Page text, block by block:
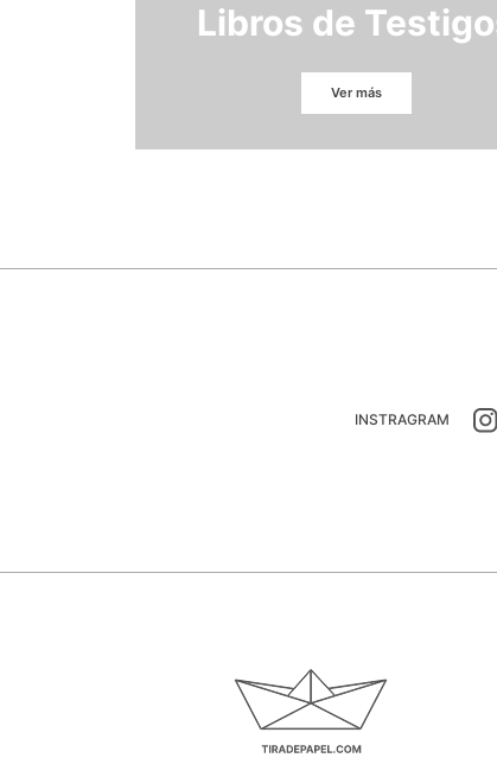
Libros de
Ver más
INSTRAGRAM